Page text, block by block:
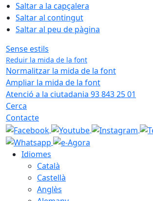
Saltar a la capçalera
Saltar al contingut
Saltar al peu de pàgina
Sense estils
Reduir la mida de la font
Normalitzar la mida de la font
Ampliar la mida de la font
Atenció a la ciutadania 93 843 25 01
Cerca
Contacte
Idiomes
Català
Castellà
Anglès